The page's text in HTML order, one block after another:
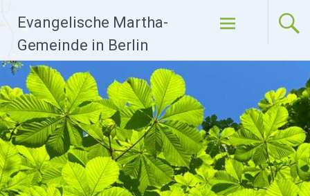
Inhalt
springen
Evangelische Martha-
Gemeinde in Berlin